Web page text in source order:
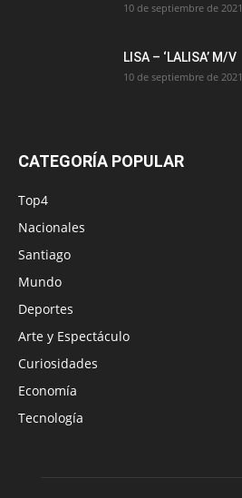
10 de septiembre de 2021
LISA – ‘LALISA’ M/V
10 de septiembre de 2021
CATEGORÍA POPULAR
Top4
Nacionales
Santiago
Mundo
Deportes
Arte y Espectáculo
Curiosidades
Economía
Tecnología